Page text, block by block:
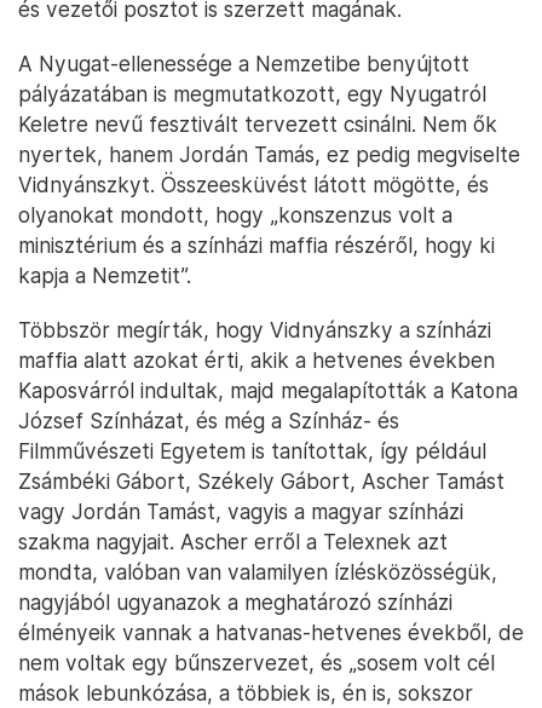
és vezetői posztot is szerzett magának.
A Nyugat-ellenessége a Nemzetibe benyújtott
pályázatában is megmutatkozott, egy Nyugatról
Keletre nevű fesztivált tervezett csinálni. Nem ők
nyertek, hanem Jordán Tamás, ez pedig megviselte
Vidnyánszkyt. Összeesküvést látott mögötte, és
olyanokat mondott, hogy „konszenzus volt a
minisztérium és a színházi maffia részéről, hogy ki
kapja a Nemzetit”.
Többször megírták, hogy Vidnyánszky a színházi
maffia alatt azokat érti, akik a hetvenes években
Kaposvárról indultak, majd megalapították a Katona
József Színházat, és még a Színház- és
Filmművészeti Egyetem is tanítottak, így például
Zsámbéki Gábort, Székely Gábort, Ascher Tamást
vagy Jordán Tamást, vagyis a magyar színházi
szakma nagyjait. Ascher erről a Telexnek azt
mondta, valóban van valamilyen ízlésközösségük,
nagyjából ugyanazok a meghatározó színházi
élményeik vannak a hatvanas-hetvenes évekből, de
nem voltak egy bűnszervezet, és „sosem volt cél
mások lebunkózása, a többiek is, én is, sokszor